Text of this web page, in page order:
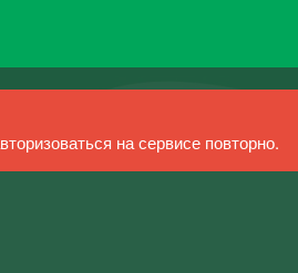
на сервисе повторно.